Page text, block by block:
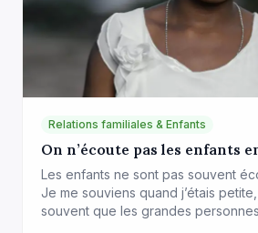
Relations familiales & Enfants
On n’écoute pas les enfants
Les enfants ne sont pas souvent
Je me souviens quand j’étais
souvent que les grandes